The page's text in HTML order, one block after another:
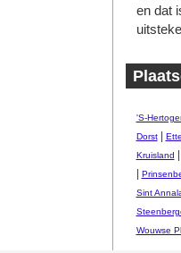
en dat
'S-
Dorst|
Kruisland
Sint
Wouwse